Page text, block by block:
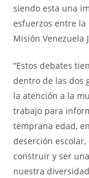
siendo esta una
esfuerzos entre la
Misión Venezuela
“Estos debates
dentro de las dos
la atención a la
trabajo para
temprana edad,
deserción
construir y ser
nuestra